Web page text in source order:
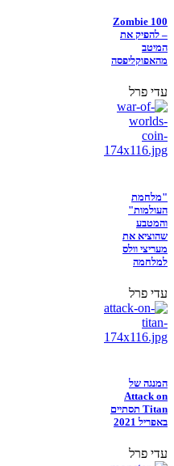
Zombie 100
– להפיק את
המיטב
מהאפוקליפסה
עדי פרל
"מלחמת
העולמות"
והמטבע
שהוציא את
מעריצי וולס
למלחמה
עדי פרל
המנגה של
Attack on
Titan תסתיים
באפריל 2021
עדי פרל